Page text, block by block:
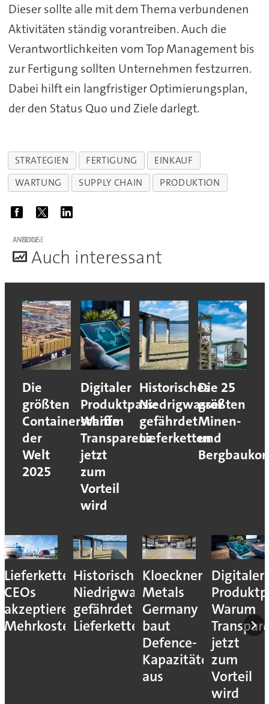
Dieser sollte alle mit dem Thema verbundenen
Aktivitäten ständig vorantreiben. Auch die
Verantwortlichkeiten vom Top Management bis
zur Fertigung sollten Unternehmen festzurren.
Dabei hilft ein langfristiger Optimierungsplan,
der den Status Quo und Ziele darlegt.
STRATEGIEN FERTIGUNG
EINKAUF
WARTUNG
SUPPLY CHAIN PRODUKTION
ANZEIGE
Auch interessant
Die
größten
Containerschiffe
der
Welt
2025
Digitaler
Produktpass:
Warum
Transparenz
jetzt
zum
Vorteil
wird
Historisches
Niedrigwasser
gefährdet
Lieferketten
Die 25
größten
Minen-
und
Lieferkettenresilienz:
CEOs
akzeptieren
Mehrkosten
Historisches
Niedrigwasser
gefährdet
Lieferketten
Kloeckner
Metals
Germany
baut
Defence-
Kapazitäten
aus
Digitaler
Warum
jetzt
zum
Vorteil
wird